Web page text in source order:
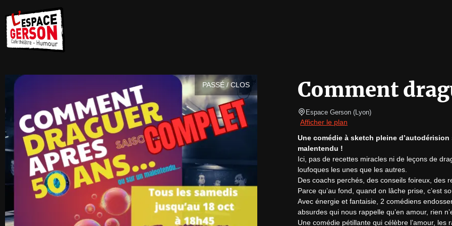
PASSÉ / CLOS Comment
Espace Gerson (Lyon)
Afficher le plan
Une comédie à sketch pleine
malentendu !
Ici, pas de recettes miracles ni de leçons de
loufoques les unes que les autres.
Des coachs perchés, des conseils foireux,
Parce qu’au fond, quand on lâche prise, c’est
Avec énergie et fantaisie, 2 comédiens
absurdes qui nous rappelle qu’en amour, rien
Une comédie pétillante qui célèbre l’amour,